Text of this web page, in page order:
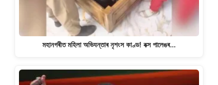
মহানগৰীত মহিলা অভিযন্তাৰ নৃশংস কাণ্ড! বক্স পালেঙৰ…